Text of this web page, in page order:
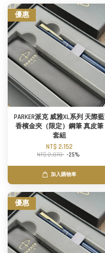
優惠
PARKER派克 威雅XL系列 天際藍
香檳金夾（限定）鋼筆 真皮筆
套組
NT$ 2,152
NT$ 2,870 -25%
加入購物車
優惠